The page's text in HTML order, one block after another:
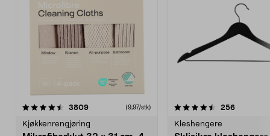
3809anmeldelser(9,97/stk)
Kjøkkenrengjøring
4.5av 5 stjerner 256
Kleshengere
4.5av 5 stjerner